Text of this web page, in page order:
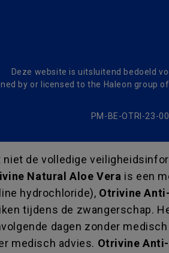
Deze website is uitsluitend bedoeld
by or licensed to the Haleon group
PM-BE-OTRI-23-
de volledige
Natural Aloe Vera is een
hydrochloride), Otrivine
tijdens de zwangerschap.
dagen zonder
medisch advies. Otrivine